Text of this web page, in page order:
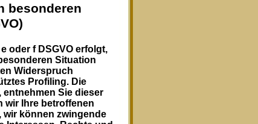
besonderen
oder f DSGVO erfolgt,
Situation
Widerspruch
Profiling. Die
Sie dieser
wir Ihre betroffenen
wir können zwingende